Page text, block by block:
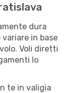
dura
in base
Voli diretti
lo
te in valigia